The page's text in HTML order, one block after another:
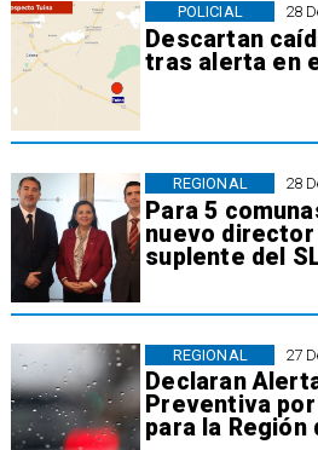
28
Descartan
tras alerta en
POLICIAL
28
Para 5
nuevo
suplente del
REGIONAL
27
Declaran
Preventiva
para la
REGIONAL